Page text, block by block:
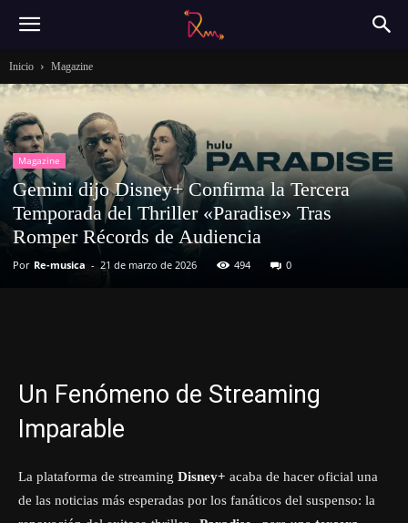
Inicio Magazine
Magazine
Gemini dijo Disney+ Confirma la Tercera
Temporada del Thriller «Paradise» Tras
Romper Récords de Audiencia
Por Re-musica - 21 de marzo de 2026 494 0
Un Fenómeno de Streaming
Imparable
La plataforma de streaming Disney+ acaba de hacer oficial una
de las noticias más esperadas por los fanáticos del suspenso: la